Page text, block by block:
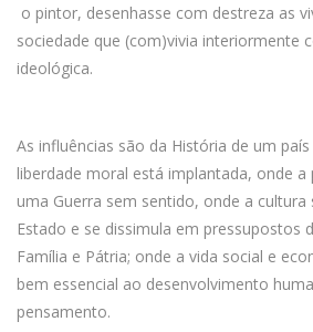
o pintor, desenhasse com destreza as
sociedade que (com)vivia interiormente
ideológica.
As influências são da História de um
liberdade moral está implantada, onde
uma Guerra sem sentido, onde a
Estado e se dissimula em pressupostos
Família e Pátria; onde a vida social e
bem essencial ao desenvolvimento
pensamento.